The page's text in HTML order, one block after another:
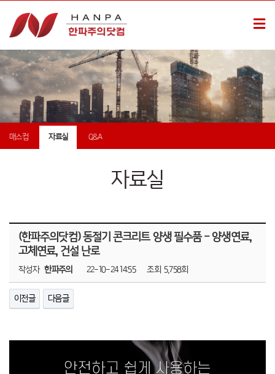
매스컴 자료실 Q&A
자료실
(한파주의닷컴) 동절기 콘크리트 양생 필수품 - 양생연료,
고체연료, 건설 난로
작성자 한파주의 22-10-24 14:55 조회 5,758회
이전글 다음글